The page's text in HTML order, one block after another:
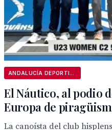
El Náutico, al podio
Europa de
La canoísta del club